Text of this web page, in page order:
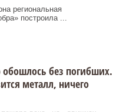
региональная
построила ...
обошлось без погибших.
металл, ничего